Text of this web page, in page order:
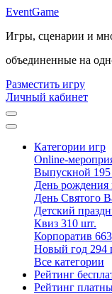
EventGame
Игры, сценарии и
объединенные на
Разместить игру
Личный кабинет
Категории игр
Online-
Выпускной
День
День Святого
Детский
Квиз 310 шт.
Корпоратив
Новый год 294
Все категории
Рейтинг
Рейтинг